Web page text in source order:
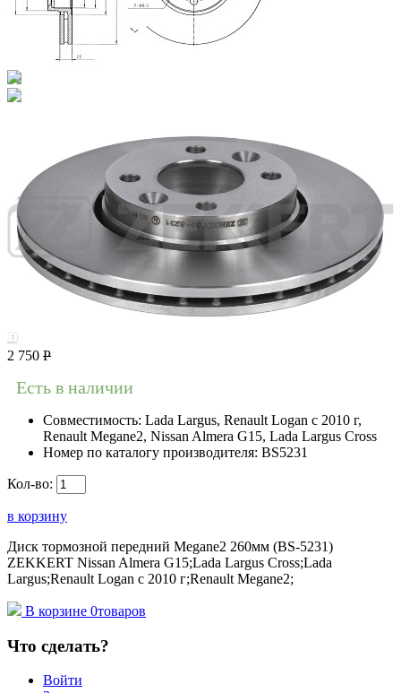
2 750 Р
Есть в наличии
Совместимость: Lada Largus, Renault Logan c 2010 г,
Renault Megane2, Nissan Almera G15, Lada Largus Cross
Номер по каталогу производителя: BS5231
Кол-во:
в корзину
Диск тормозной передний Megane2 260мм (BS-5231)
ZEKKERT Nissan Almera G15;Lada Largus Cross;Lada
Largus;Renault Logan c 2010 г;Renault Megane2;
В корзине 0товаров
Что сделать?
Войти